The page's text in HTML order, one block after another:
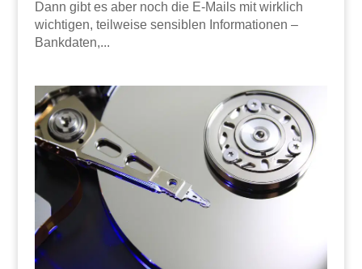
Dann gibt es aber noch die E-Mails mit wirklich
wichtigen, teilweise sensiblen Informationen –
Bankdaten,...